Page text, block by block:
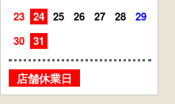
23
24 25 26 27 28
29
30
31
店舗休業日